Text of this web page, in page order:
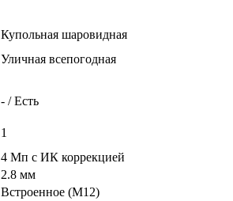
Купольная шаровидная
Уличная всепогодная
- / Есть
1
4 Мп c ИК коррекцией
2.8 мм
Встроенное (М12)